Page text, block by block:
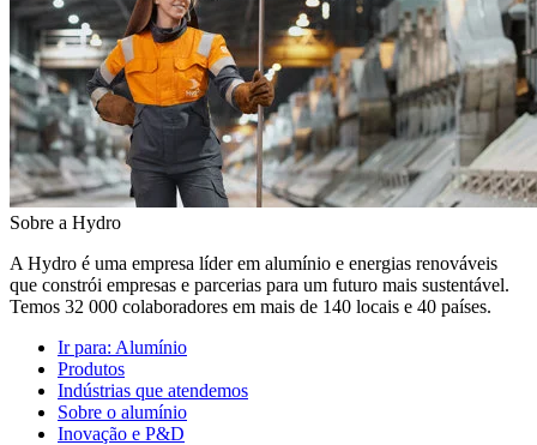
Sobre a Hydro
A Hydro é uma empresa líder em alumínio e energias renováveis
que constrói empresas e parcerias para um futuro mais sustentável.
Temos 32 000 colaboradores em mais de 140 locais e 40 países.
Ir para: Alumínio
Produtos
Indústrias que atendemos
Sobre o alumínio
Inovação e P&D